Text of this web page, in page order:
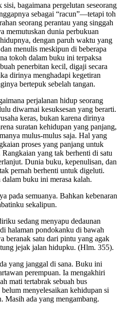
bagaimana pergelutan seseorang
sebagai “racun”—tetapi toh
seorang perantau yang singgah
memutuskan dunia perbukuan
dengan paruh waktu yang
menulis meskipun di beberapa
tokoh dalam buku ini terpaksa
penerbitan kecil, digaji secara
dirinya menghadapi kegetiran
bertepuk sebelah tangan.
perjalanan hidup seorang
diwarnai kesuksesan yang berarti.
keras, bukan karena dirinya
suratan kehidupan yang panjang,
mulus-mulus saja. Hal yang
proses yang panjang untuk
yang tak berhenti di satu
Dunia buku, kepenulisan, dan
pernah berhenti untuk digeluti.
buku ini merasa kalah.
pada semuanya. Bahkan kebenaran
sekalipun.
sedang menyapu dedaunan
halaman pondokanku di bawah
beranak satu dari pintu yang agak
jejak jalan hidupku. (Hlm. 355).
yang janggal di sana. Buku ini
perempuan. Ia mengakhiri
mati tertabrak sebuah bus
menyelesaikan kehidupan si
Masih ada yang mengambang.